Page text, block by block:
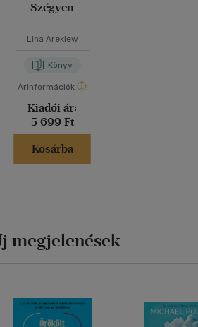
Szégyen
Lina Areklew
Könyv
Árinformációk
Kiadói ár:
5 699 Ft
Kosárba
megjelenések